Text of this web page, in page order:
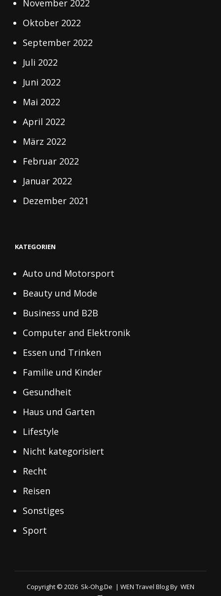
November 2022
Oktober 2022
September 2022
Juli 2022
Juni 2022
Mai 2022
April 2022
März 2022
Februar 2022
Januar 2022
Dezember 2021
KATEGORIEN
Auto und Motorsport
Beauty und Mode
Business und B2B
Computer and Elektronik
Essen und Trinken
Familie und Kinder
Gesundheit
Haus und Garten
Lifestyle
Nicht kategorisiert
Recht
Reisen
Sonstiges
Sport
Copyright © 2026 Sk-Ohg.de | WEN Travel Blog By WEN